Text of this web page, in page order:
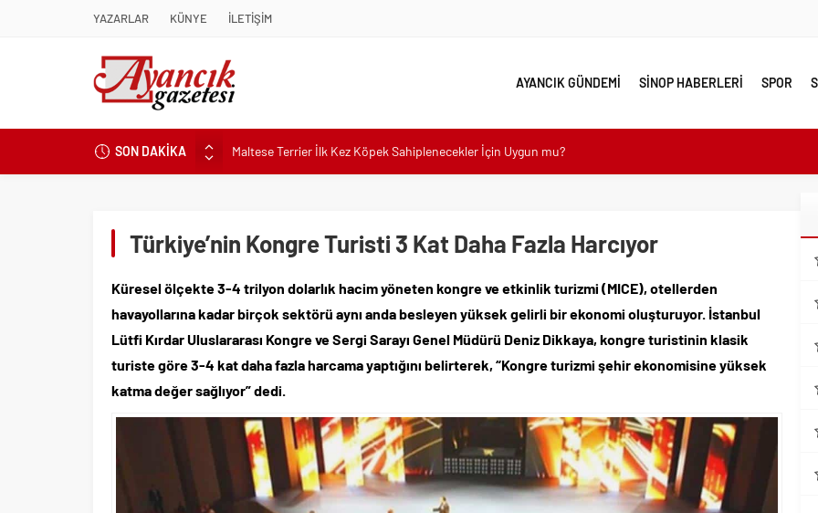
YAZARLAR KÜNYE İLETİŞİM
AYANCIK GÜNDEMİ SİNOP HABERLERİ SPOR
SON DAKİKA
Kapadokya Tatilinde Ne Giyilir?
Hastalıktan Ari İşletmelerde Yeni Model Ele Alındı
Didim Belediyesi Üretiyor, Didim Güzelleşiyor
Sinop’ta Denize Girilecek 3 Mükemmel Yer
Türkiye’nin Kongre Turisti 3 Kat Daha Fazla Harcıyor
Küresel ölçekte 3-4 trilyon dolarlık hacim yöneten kongre ve etkinlik turizmi (MICE), otellerden
havayollarına kadar birçok sektörü aynı anda besleyen yüksek gelirli bir ekonomi oluşturuyor. İstanbul
Lütfi Kırdar Uluslararası Kongre ve Sergi Sarayı Genel Müdürü Deniz Dikkaya, kongre turistinin klasik
turiste göre 3-4 kat daha fazla harcama yaptığını belirterek, “Kongre turizmi şehir ekonomisine yüksek
katma değer sağlıyor” dedi.